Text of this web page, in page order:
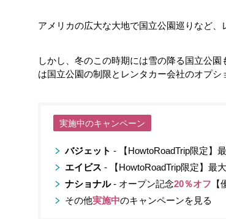
アメリカの広大な大地で国立公園巡りなど、
しかし、冬のこの時期には雪の降る国立公
は国立公園の制限とレンタカー会社のオプシ
実施中のキャンペーン
バジェット - 【HowtoRoadTrip限定】
エイビス - 【HowtoRoadTrip限定】最大
ナショナル- オープン記念20％オフ 【
その他実施中のキャンペーンを見る